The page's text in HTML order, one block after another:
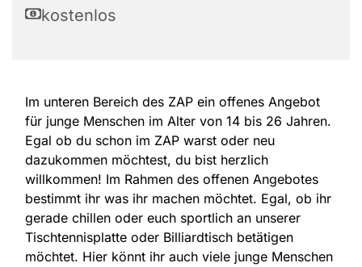
kostenlos
Im unteren Bereich des ZAP ein offenes Angebot
für junge Menschen im Alter von 14 bis 26 Jahren.
Egal ob du schon im ZAP warst oder neu
dazukommen möchtest, du bist herzlich
willkommen! Im Rahmen des offenen Angebotes
bestimmt ihr was ihr machen möchtet. Egal, ob ihr
gerade chillen oder euch sportlich an unserer
Tischtennisplatte oder Billiardtisch betätigen
möchtet. Hier könnt ihr auch viele junge Menschen